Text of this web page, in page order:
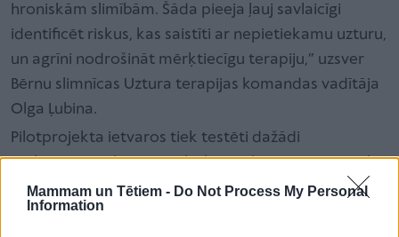
Mammam un Tētiem - Do Not Process My Personal
Information
hroniskām slimībām. Šāda pieeja ļauj savlaicīgi
identificēt riskus, kas saistīti ar nepietiekamu uzturu,
un agrīni nodrošināt mērķtiecīgu terapiju,” uzsver
Bērnu slimnīcas Uztura terapijas komandas vadītāja
Olga Ļubina.
Pilotprojekta ietvaros tiek testēti dažādi
malnutrīcijas skrīninga rīki, lai izvēlētos piemērotāko.
Malnutrīcijas skrīnings paredz, ka, stājoties
stacionārā, pacientam vai pacienta vecākiem tiek